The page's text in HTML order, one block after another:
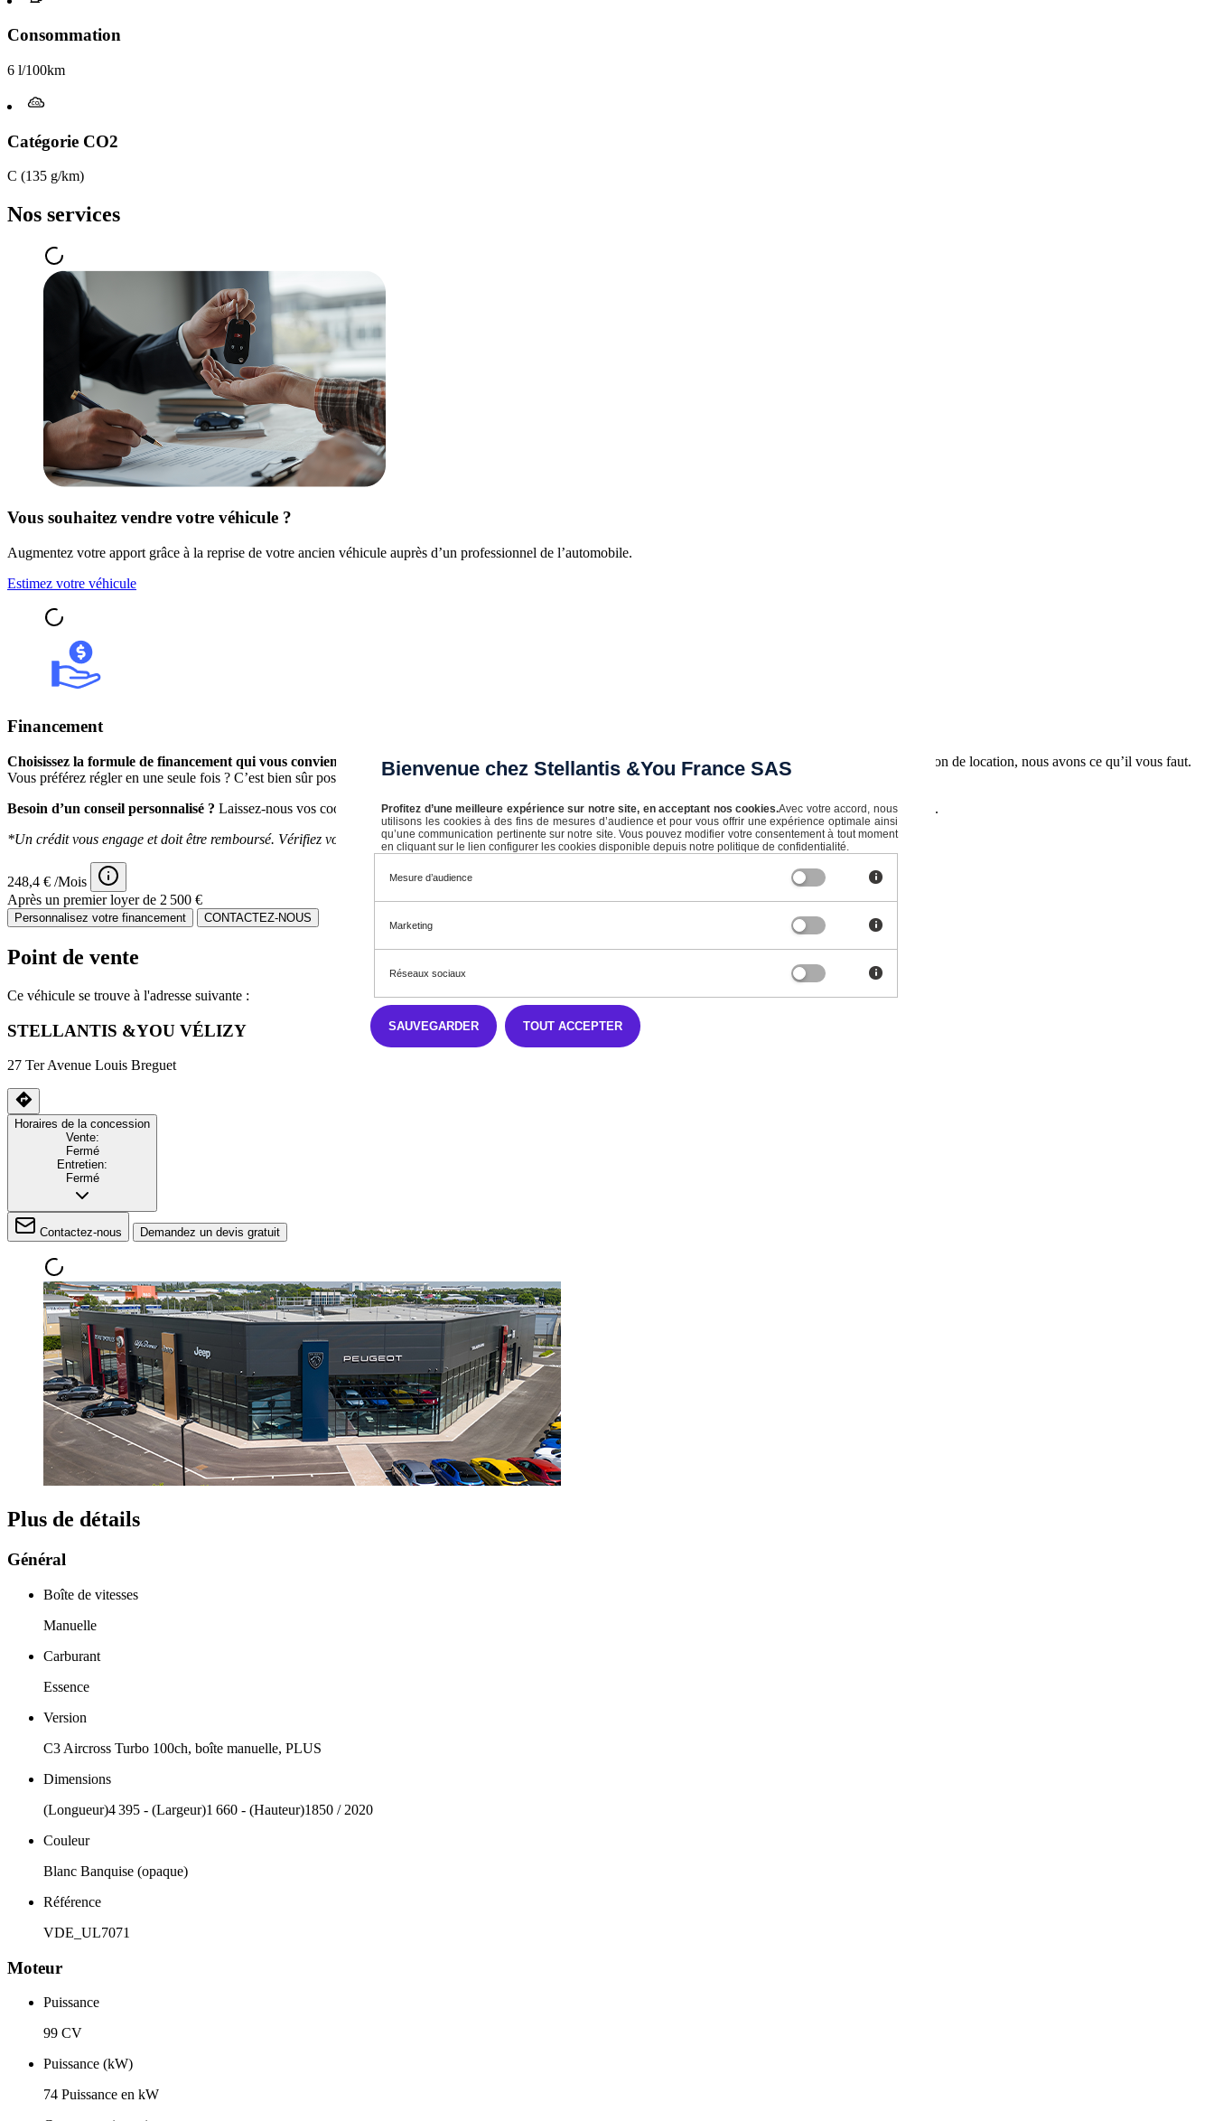
Consommation
6 l/100km
Catégorie CO2
C (135 g/km)
Nos services
Vous souhaitez vendre votre véhicule ?
Augmentez votre apport grâce à la reprise de votre ancien véhicule auprès d’un professionnel de l’automobile.
Estimez votre véhicule
Financement
Choisissez la formule de financement qui vous convient, avec des mensualités flexibles et adaptées à votre budget. Que vous optiez pour un
ou une solution de location, nous avons ce qu’il vous faut.
Vous préférez régler en une seule fois ? C’est bien sûr possible.
Besoin d’un conseil personnalisé ? Laissez-nous vos coordonnées : l’un de nos experts vous contactera rapidement pour vous accompagner vers la formule idéale.
*Un crédit vous engage et doit être remboursé. Vérifiez vos capacités de remboursement avant de vous engager.
248,4 € /Mois
Après un premier loyer de 2 500 €
Personnalisez votre financement CONTACTEZ-NOUS
Point de vente
Ce véhicule se trouve à l'adresse suivante :
STELLANTIS &YOU VÉLIZY
27 Ter Avenue Louis Breguet
Horaires de la concession
Vente:
Fermé
Entretien:
Fermé
Contactez-nous Demandez un devis gratuit
Plus de détails
Général
Boîte de vitesses
Manuelle
Carburant
Essence
Version
C3 Aircross Turbo 100ch, boîte manuelle, PLUS
Dimensions
(Longueur)4 395 - (Largeur)1 660 - (Hauteur)1850 / 2020
Couleur
Blanc Banquise (opaque)
Référence
VDE_UL7071
Moteur
Puissance
99 CV
Puissance (kW)
74 Puissance en kW
Bienvenue chez Stellantis &You France SAS
Profitez d’une meilleure expérience sur notre site, en acceptant nos cookies.Avec votre accord, nous
utilisons les cookies à des fins de mesures d’audience et pour vous offrir une expérience optimale ainsi
qu’une communication pertinente sur notre site. Vous pouvez modifier votre consentement à tout moment
en cliquant sur le lien configurer les cookies disponible depuis notre politique de confidentialité.
Mesure d’audience
Marketing
Réseaux sociaux
TOUT ACCEPTER
SAUVEGARDER